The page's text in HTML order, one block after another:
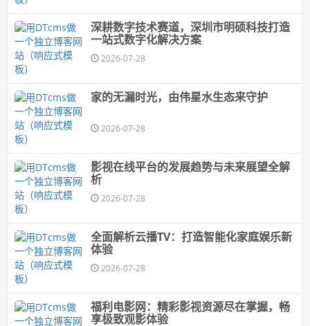
深耕数字技术赛道，深圳市明硕科技打造
一站式数字化解决方案
2026-07-28
家的无漏时光，由伟星水生态来守护
2026-07-28
影视在线平台的发展趋势与未来展望全解
析
2026-07-28
全面解析云播TV：打造智能化家庭娱乐新
体验
2026-07-28
福利电影网：精彩影视资源尽在掌握，畅
享极致观影体验